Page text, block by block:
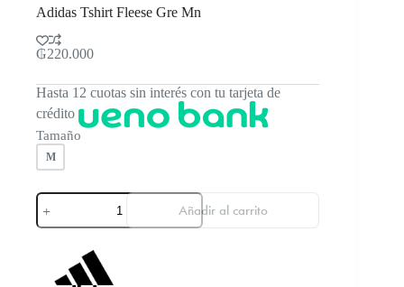
Adidas Tshirt Fleese Gre Mn
₲220.000
Hasta 12 cuotas sin interés con tu tarjeta de
crédito
Tamaño
M
Adidas
Tshirt
Fleese
cantidad
Añadir al carrito